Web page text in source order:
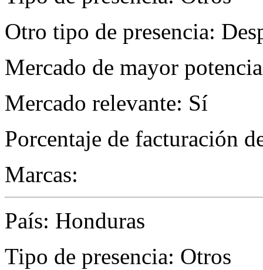
Otro tipo de presencia:
Mercado de mayor
Mercado relevante: Sí
Porcentaje de facturación
Marcas:
País: Honduras
Tipo de presencia: Otros